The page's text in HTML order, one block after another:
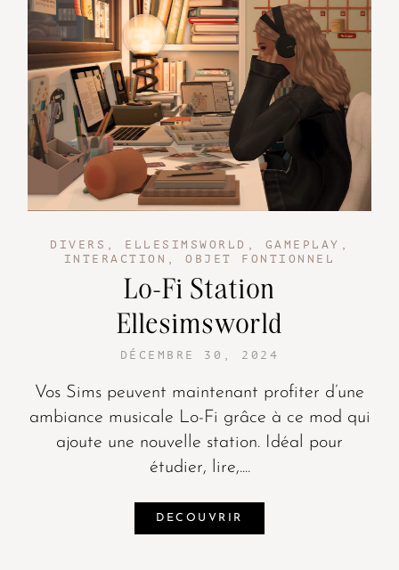
DIVERS ELLESIMSWORLD GAMEPLAY
INTERACTION
,OBJET FONTIONNEL
Lo-Fi Station
Ellesimsworld
DÉCEMBRE 30, 2024
Vos Sims peuvent maintenant profiter d’une
ambiance musicale Lo-Fi grâce à ce mod qui
ajoute une nouvelle station. Idéal pour
étudier, lire,....
DECOUVRIR